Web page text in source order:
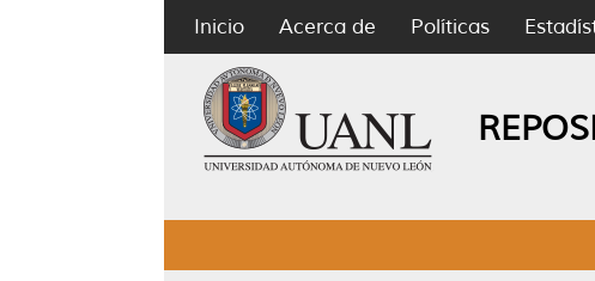
Inicio Acerca de Políticas